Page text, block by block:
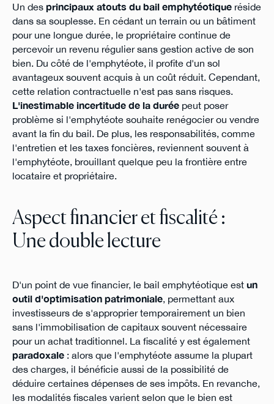
Un des principaux atouts du bail emphytéotiqueréside
dans sa souplesse. En cédant un terrain ou un bâtiment
pour une longue durée, le propriétaire continue de
percevoir un revenu régulier sans gestion active de son
bien. Du côté de l'emphytéote, il profite d'un sol
avantageux souvent acquis à un coût réduit. Cependant,
cette relation contractuelle n'est pas sans risques.
L'inestimable incertitude de la duréepeut poser
problème si l'emphytéote souhaite renégocier ou vendre
avant la fin du bail. De plus, les responsabilités, comme
l'entretien et les taxes foncières, reviennent souvent à
l'emphytéote, brouillant quelque peu la frontière entre
locataire et propriétaire.
Aspect financier et fiscalité :
Une double lecture
D'un point de vue financier, le bail emphytéotique est un
outil d'optimisation patrimoniale, permettant aux
investisseurs de s'approprier temporairement un bien
sans l'immobilisation de capitaux souvent nécessaire
pour un achat traditionnel. La fiscalité y est également
paradoxale: alors que l'emphytéote assume la plupart
des charges, il bénéficie aussi de la possibilité de
déduire certaines dépenses de ses impôts. En revanche,
les modalités fiscales varient selon que le bien est